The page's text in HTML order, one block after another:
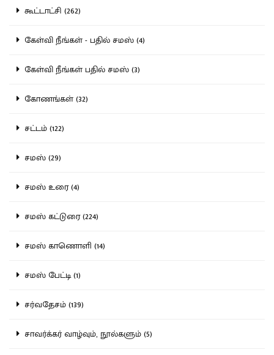
கூட்டாட்சி (262)
கேள்வி நீங்கள் - பதில் சமஸ் (4)
கேள்வி நீங்கள் பதில் சமஸ் (3)
கோணங்கள் (32)
சட்டம் (122)
சமஸ் (29)
சமஸ் உரை (4)
சமஸ் கட்டுரை (224)
சமஸ் காணொளி (14)
சமஸ் பேட்டி (1)
சர்வதேசம் (139)
சாவர்க்கர் வாழ்வும், நூல்களும் (5)